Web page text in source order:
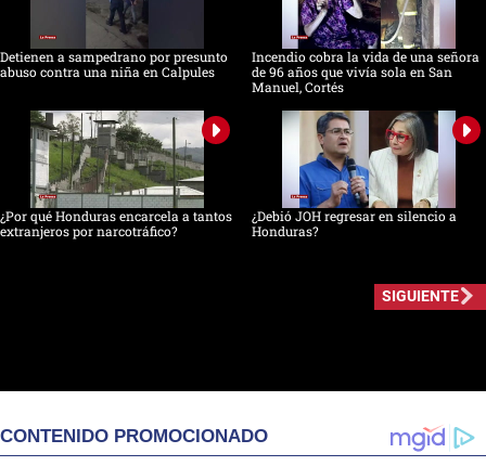
Detienen a sampedrano por presunto
abuso contra una niña en Calpules
Incendio cobra la vida de una señora
de 96 años que vivía sola en San
Manuel, Cortés
¿Por qué Honduras encarcela a tantos
extranjeros por narcotráfico?
¿Debió JOH regresar en silencio a
Honduras?
SIGUIENTE
CONTENIDO PROMOCIONADO